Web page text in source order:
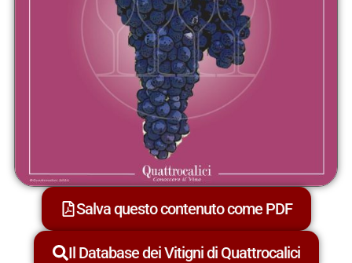
Salva questo contenuto come PDF
Il Database dei Vitigni di Quattrocalici